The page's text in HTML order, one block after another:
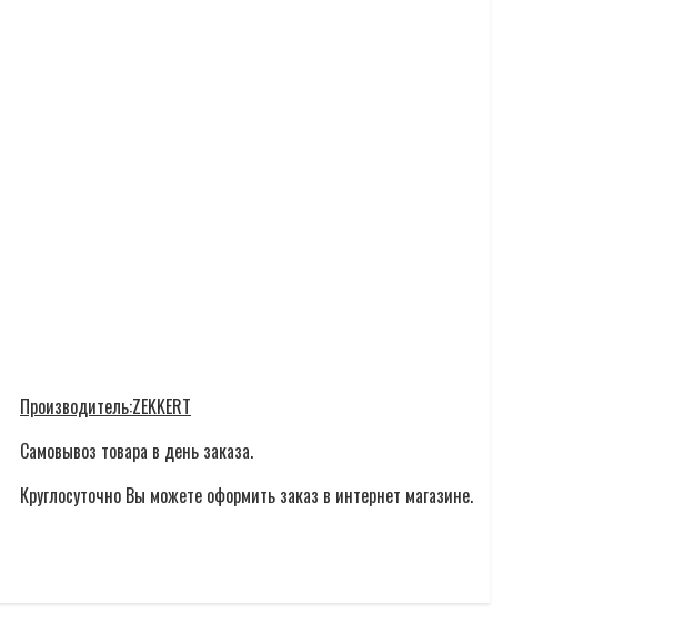
Производитель:ZEKKERT
Самовывоз товара в день заказа.
Круглосуточно Вы можете оформить заказ в интернет магазине.